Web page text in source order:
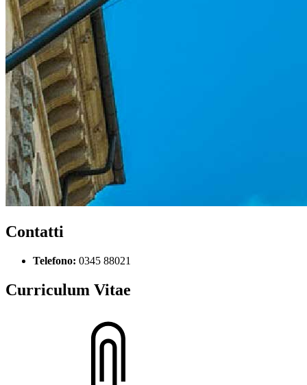
Contatti
Telefono: 0345 88021
Curriculum Vitae